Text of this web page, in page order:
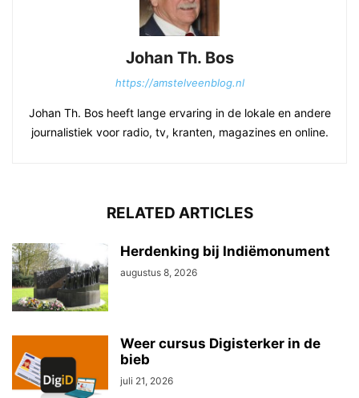
Johan Th. Bos
https://amstelveenblog.nl
Johan Th. Bos heeft lange ervaring in de lokale en andere
journalistiek voor radio, tv, kranten, magazines en online.
RELATED ARTICLES
Herdenking bij Indiëmonument
augustus 8, 2026
Weer cursus Digisterker in de
bieb
juli 21, 2026